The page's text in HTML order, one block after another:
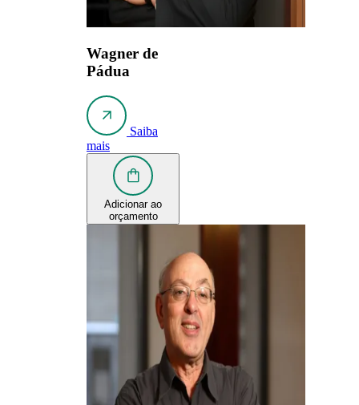
Wagner de
Pádua
Saiba
mais
Adicionar ao
orçamento